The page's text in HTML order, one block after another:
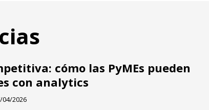
cómo las PyMEs pueden
con analytics
2026